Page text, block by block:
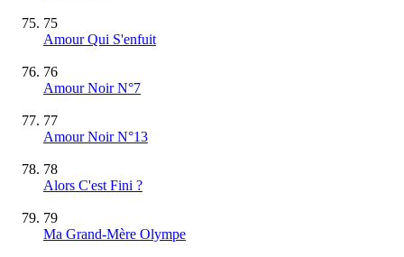
75
Amour Qui S'enfuit
76
Amour Noir N°7
77
Amour Noir N°13
78
Alors C'est Fini ?
79
Ma Grand-Mère Olympe